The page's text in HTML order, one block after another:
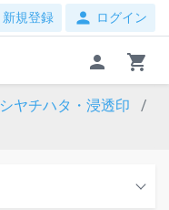
新規登録 person ログイン
person shopping_cart
シヤチハタ・浸透印